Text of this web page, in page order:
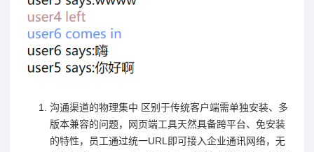
沟通渠道的物理集中 区别于传统客户端需单独安装、多
版本兼容的问题，网页端工具天然具备跨平台、免安装
的特性，员工通过统一URL即可接入企业通讯网络，无